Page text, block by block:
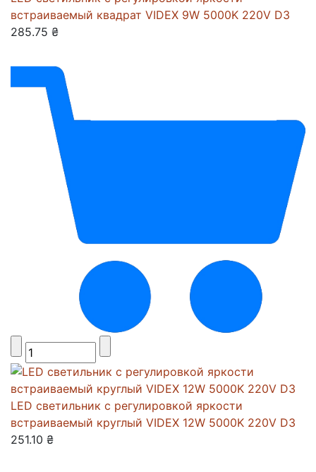
встраиваемый квадрат VIDEX 9W 5000K 220V D3
285.75 ₴
LED светильник с регулировкой яркости
встраиваемый круглый VIDEX 12W 5000K 220V D3
251.10 ₴